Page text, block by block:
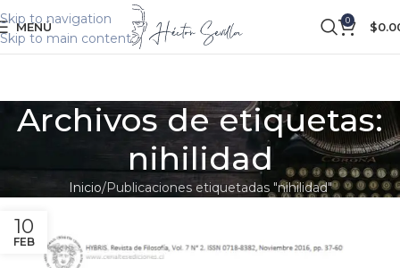
Skip to navigation
Skip to main content
MENÚ 0 $
Archivos de etiquetas:
nihilidad
Inicio Publicaciones etiquetadas "nihilidad"
10
FEB